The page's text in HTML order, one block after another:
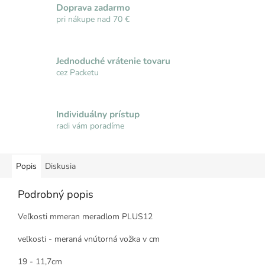
Doprava zadarmo
pri nákupe nad 70 €
Jednoduché vrátenie tovaru
cez Packetu
Individuálny prístup
radi vám poradíme
Popis Diskusia
Podrobný popis
Veľkosti mmeran meradlom PLUS12
veľkosti - meraná vnútorná vožka v cm
19 - 11,7cm